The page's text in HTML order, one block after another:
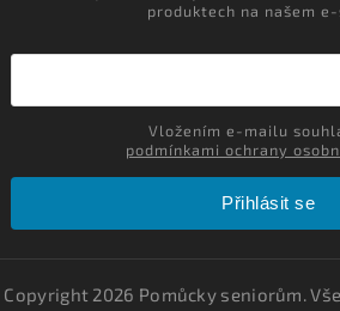
produktech na našem e-
podmínkami ochrany
Přihlásit se
Copyright 2026 Pomůcky seniorům.